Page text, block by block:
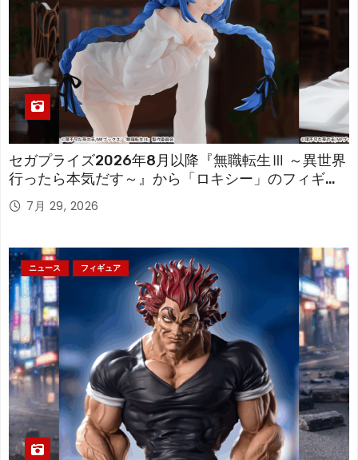
セガプライズ2026年8月以降『無職転生Ⅲ ～異世界
行ったら本気だす～』から「ロキシー」のフィギュ
アが登場！
7月 29, 2026
ニュース フィギュア